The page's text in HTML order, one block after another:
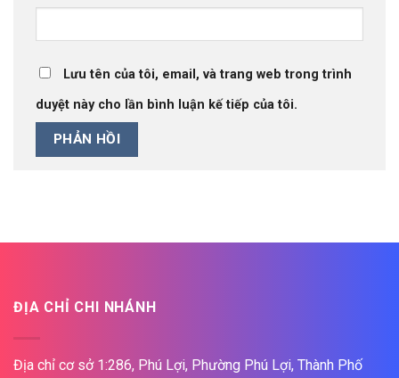
Lưu tên của tôi, email, và trang web trong trình
duyệt này cho lần bình luận kế tiếp của tôi.
ĐỊA CHỈ CHI NHÁNH
Địa chỉ cơ sở 1:286, Phú Lợi, Phường Phú Lợi, Thành Phố